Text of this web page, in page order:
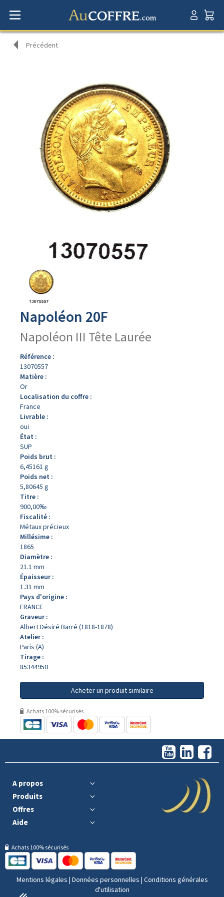
Précédent
produit
Napoléon 20F
Napoléon III Tête Laurée
Référence :
13070557
Matière :
Or
Localisation du coffre :
France
Livrable :
oui
État :
SUP
Poids brut :
6,45161 g
Poids net :
5,80645 g
Titre :
900,00‰
Fiscalité :
Métaux précieux
Millésime :
1865
Diamètre :
21.1 mm
Épaisseur :
1.31 mm
Pays d'origine :
FRANCE
Graveur :
Albert Désiré Barré (1818-1878)
Atelier :
Paris (A)
Tirage :
85344950
Acheter un produit similaire
Achats 100% sécurisés
A propos
Produits
Offres
Aide
Achats 100% sécurisés
Mentions légales | Données personnelles | Conditions générales
d'utilisation